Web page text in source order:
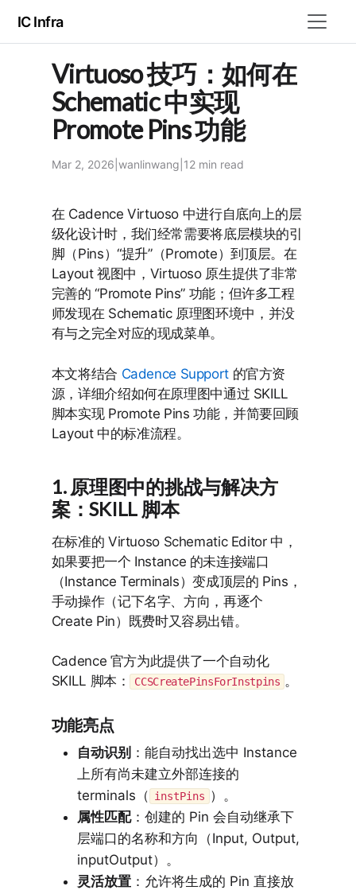
IC Infra
Virtuoso 技巧：如何在
Schematic 中实现
Promote Pins 功能
Mar 2, 2026 wanlinwang 12 min read
在 Cadence Virtuoso 中进行自底向上的层
级化设计时，我们经常需要将底层模块的引
脚（Pins）“提升”（Promote）到顶层。在
Layout 视图中，Virtuoso 原生提供了非常
完善的 “Promote Pins” 功能；但许多工程
师发现在 Schematic 原理图环境中，并没
有与之完全对应的现成菜单。
本文将结合 Cadence Support的官方资
源，详细介绍如何在原理图中通过 SKILL
脚本实现 Promote Pins 功能，并简要回顾
Layout 中的标准流程。
1. 原理图中的挑战与解决方
案：SKILL 脚本
在标准的 Virtuoso Schematic Editor 中，
如果要把一个 Instance 的未连接端口
（Instance Terminals）变成顶层的 Pins，
手动操作（记下名字、方向，再逐个
Create Pin）既费时又容易出错。
Cadence 官方为此提供了一个自动化
SKILL 脚本：
CCSCreatePinsForInstpins 。
功能亮点
自动识别 ：能自动找出选中 Instance
上所有尚未建立外部连接的
terminals（ instPins ）。
属性匹配：创建的 Pin 会自动继承下
层端口的名称和方向（Input, Output,
inputOutput）。
灵活放置：允许将生成的 Pin 直接放